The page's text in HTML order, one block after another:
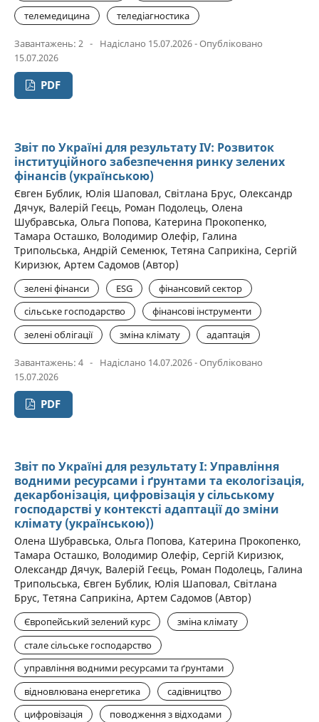
телемедицина
теледіагностика
Завантажень: 2 -
Надіслано 15.07.2026 - Опубліковано
15.07.2026
PDF
Звіт по Україні для результату IV: Розвиток
інституційного забезпечення ринку зелених
фінансів (українською)
Євген Бублик, Юлія Шаповал, Світлана Брус, Олександр
Дячук, Валерій Геєць, Роман Подолець, Олена
Шубравська, Ольга Попова, Катерина Прокопенко,
Тамара Осташко, Володимир Олефір, Галина
Трипольська, Андрій Семенюк, Тетяна Саприкіна, Сергій
Киризюк, Артем Садомов (Автор)
зелені фінанси ESG
фінансовий сектор
сільське господарство
фінансові інструменти
зелені облігації
зміна клімату адаптація
Завантажень: 4 -
Надіслано 14.07.2026 - Опубліковано
15.07.2026
PDF
Звіт по Україні для результату I: Управління
водними ресурсами і ґрунтами та екологізація,
декарбонізація, цифровізація у сільському
господарстві у контексті адаптації до зміни
клімату (українською))
Олена Шубравська, Ольга Попова, Катерина Прокопенко,
Тамара Осташко, Володимир Олефір, Сергій Киризюк,
Олександр Дячук, Валерій Геєць, Роман Подолець, Галина
Трипольська, Євген Бублик, Юлія Шаповал, Світлана
Брус, Тетяна Саприкіна, Артем Садомов (Автор)
Європейський зелений курс
зміна клімату
сталe сільське господарство
управління водними ресурсами та ґрунтами
відновлювана енергетика
садівництво
цифровізація
поводження з відходами